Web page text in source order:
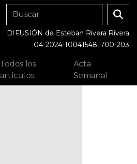
DIFUSIÓN de Esteban Rivera Rivera
04-2024-100415481700-203
Todos los
artículos
Acta
Semanal